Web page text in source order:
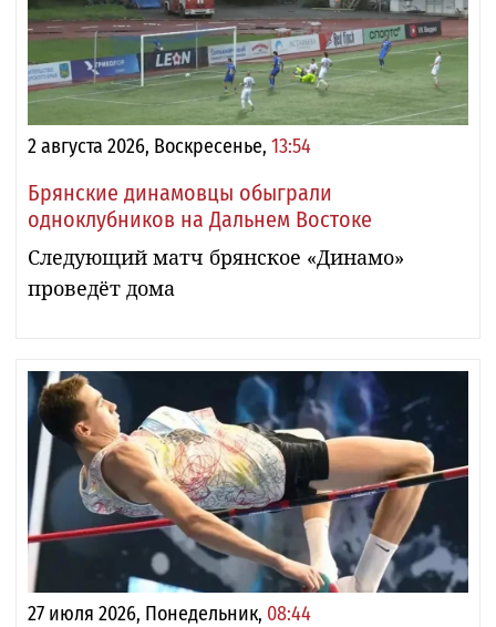
2 августа 2026, Воскресенье, 13:54
Брянские динамовцы обыграли
одноклубников на Дальнем Востоке
Следующий матч брянское «Динамо»
проведёт дома
27 июля 2026, Понедельник, 08:44